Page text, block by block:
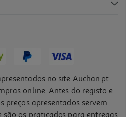
no site Auchan.pt
online. Antes do registo e
preços apresentados servem
são os praticados para entregas